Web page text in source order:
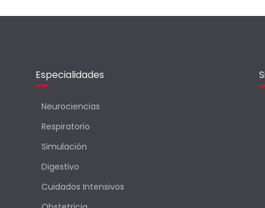
Especialidades
Neurociencias
Respiratorio
Simulación
Digestivo
Cuidados Intensivos